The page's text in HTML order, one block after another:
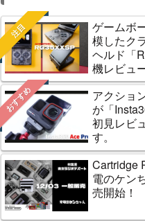
注目
ゲームボ
模したク
ヘルド「
機レビュ
おすすめ
アクショ
が「
初見レビ
す。
Cartridge
電のケン
売開始！